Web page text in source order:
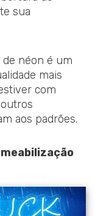
sua
de néon é um
mais
com
aos padrões.